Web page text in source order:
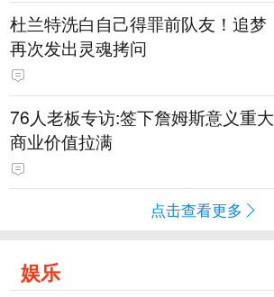
杜兰特洗白自己得罪前队友！追梦
再次发出灵魂拷问
76人老板专访:签下詹姆斯意义重大
商业价值拉满
点击查看更多
娱乐